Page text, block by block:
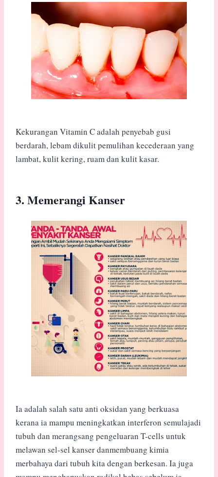
Kekurangan Vitamin C adalah penyebab gusi
berdarah, lebam dikulit pemulihan kecederaan yang
lambat, kulit kering, ruam dan kulit kasar.
3. Memerangi Kanser
Ia adalah salah satu anti oksidan yang berkuasa
kerana ia mampu meningkatkan interferon semulajadi
tubuh dan merangsang pengeluaran T-cells untuk
melawan sel-sel kanser danmembuang kimia
merbahaya dari tubuh kita dengan berkesan. Ia juga